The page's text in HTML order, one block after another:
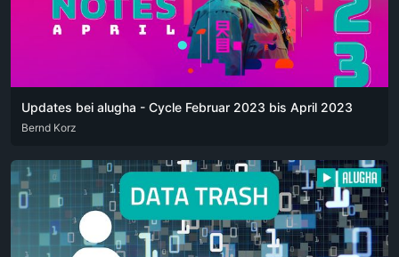
Updates bei alugha - Cycle Februar 2023 bis April 2023
DEU ENG
Bernd Korz